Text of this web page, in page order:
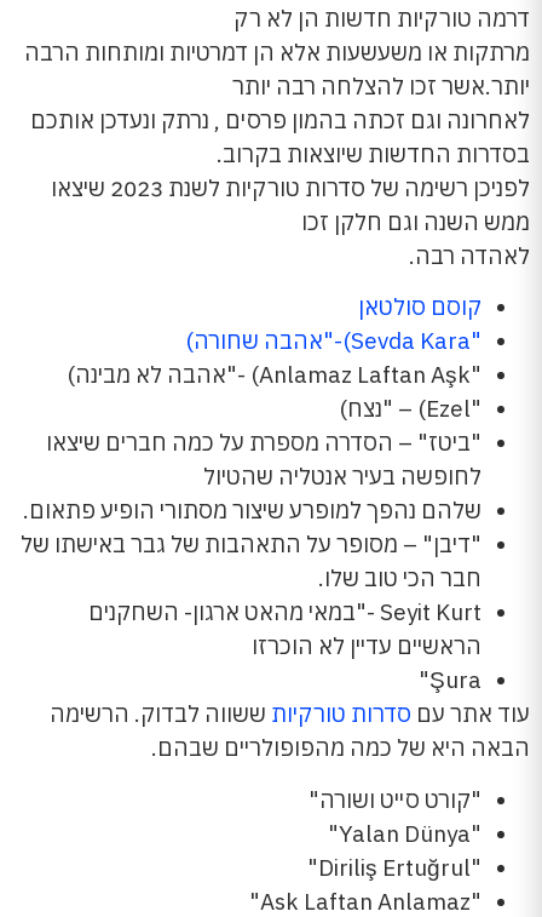
דרמה טורקיות חדשות הן לא רק
מרתקות או משעשעות אלא הן דמרטיות ומותחות הרבה
יותר.אשר זכו להצלחה רבה יותר
לאחרונה וגם זכתה בהמון פרסים , נרתק ונעדכן אותכם
בסדרות החדשות שיוצאות בקרוב.
לפניכן רשימה של סדרות טורקיות לשנת 2023 שיצאו
ממש השנה וגם חלקן זכו
לאהדה רבה.
קוסם סולטאן
"Sevda Kara)-"אהבה שחורה)
"Anlamaz Laftan Aşk) -"אהבה לא מבינה)
"Ezel) – "נצח)
"ביטז" – הסדרה מספרת על כמה חברים שיצאו
לחופשה בעיר אנטליה שהטיול
שלהם נהפך למופרע שיצור מסתורי הופיע פתאום.
"דיבן" – מסופר על התאהבות של גבר באישתו של
חבר הכי טוב שלו.
Seyit Kurt -"במאי מהאט ארגון- השחקנים
הראשיים עדיין לא הוכרזו
Şura"
עוד אתר עם סדרות טורקיות ששווה לבדוק. הרשימה
הבאה היא של כמה מהפופולריים שבהם.
"קורט סייט ושורה"
"Yalan Dünya"
"Diriliş Ertuğrul"
"Ask Laftan Anlamaz"